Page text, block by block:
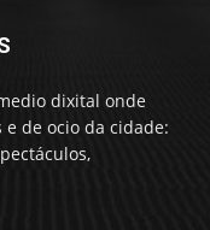
dixital onde
de ocio da cidade: